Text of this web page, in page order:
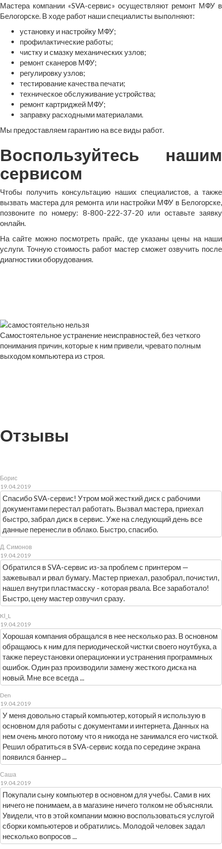
Мастера компании «SVA-сервис» осуществляют ремонт МФУ в
Белогорске. В ходе работ наши специалисты выполняют:
установку и настройку МФУ;
профилактические работы;
чистку и смазку механических узлов;
ремонт сканеров МФУ;
регулировку узлов;
тестирование качества печати;
техническое обслуживание устройства;
ремонт картриджей МФУ;
заправку расходными материалами.
Мы предоставляем гарантию на все виды работ.
Воспользуйтесь нашим
сервисом
Чтобы получить консультацию наших специалистов, а также
вызвать мастера для ремонта или настройки МФУ в Белогорске,
позвоните по номеру: 8-800-222-37-20 или оставьте заявку
онлайн.
На сайте можно посмотреть прайс, где указаны цены на наши
услуги. Точную стоимость работ мастер сможет озвучить после
диагностики оборудования.
Самостоятельное устранение неисправностей, без четкого
понимания причин, которые к ним привели, чревато полным
выходом компьютера из строя.
Отзывы
Борис
19.04.2019
Спасибо SVA-сервис! Утром мой жесткий диск с рабочими
документами перестал работать. Вызвал мастера, приехал
быстро, забрал диск в сервис. Уже на следующий день все
данные перенесли в облако. Быстро, спасибо.
Д. Симонов
19.04.2019
Обратился в SVA-сервис из-за проблем с принтером —
зажевывал и рвал бумагу. Мастер приехал, разобрал, почистил,
нашел внутри пластмасску - которая рвала. Все заработало!
Быстро, цену мастер озвучил сразу.
Kl_L
19.04.2019
Хорошая компания обращался в нее несколько раз. В основном
обращаюсь к ним для периодической чистки своего ноутбука, а
также переустановки операционки и устранения программных
ошибок. Один раз производили замену жесткого диска на
новый. Мне все всегда ...
Den
19.04.2019
У меня довольно старый компьютер, который я использую в
основном для работы с документами и интернета. Данных на
нем очень много потому что я никогда не занимался его чисткой.
Решил обратиться в SVA-сервис когда по середине экрана
появился баннер ...
Саша
19.04.2019
Покупали сыну компьютер в основном для учебы. Сами в них
ничего не понимаем, а в магазине ничего толком не объясняли.
Увидели, что в этой компании можно воспользоваться услугой
сборки компьютеров и обратились. Молодой человек задал
несколько вопросов ...